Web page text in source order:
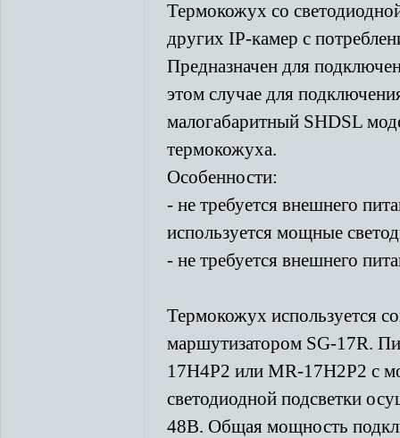
Термокожух со
других IP-камер с
Предназначен для
этом случае для
малогабаритный SHDSL
термокожуха.
Особенности:
- не требуется внешнего
используется мощные
- не требуется внешнего
Термокожух используется
маршутизатором SG-17R.
17H4P2 или MR-17H2P2 с
светодиодной подсветки
48В. Общая мощность